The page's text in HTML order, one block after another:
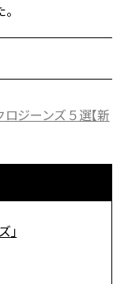
ジーンズ５選【新
」